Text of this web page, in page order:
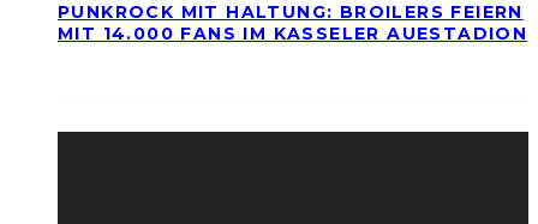
PUNKROCK MIT HALTUNG: BROILERS FEIERN
MIT 14.000 FANS IM KASSELER AUESTADION